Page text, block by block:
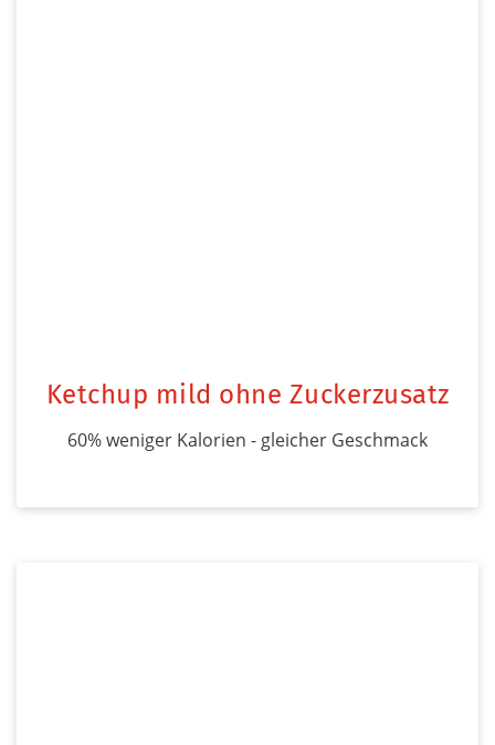
Ketchup mild ohne Zuckerzusatz
60% weniger Kalorien - gleicher Geschmack